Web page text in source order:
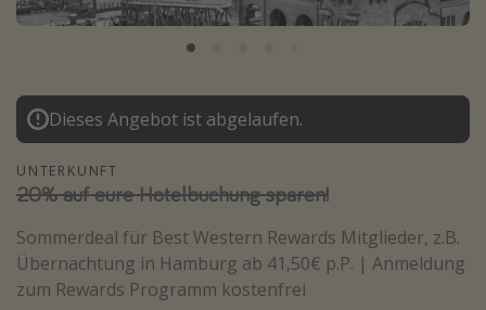
Normandie Urlaub
St. Lucia Urlaub
Kefalonia Urlaub
Krabi Urlaub
Tulum Urlaub
Sri Lanka Rundreise
Japan Rundreise
Dieses Angebot ist abgelaufen.
UNTERKUNFT
20% auf eure Hotelbuchung sparen!
Sommerdeal für Best Western Rewards Mitglieder, z.B.
Übernachtung in Hamburg ab 41,50€ p.P. | Anmeldung
zum Rewards Programm kostenfrei